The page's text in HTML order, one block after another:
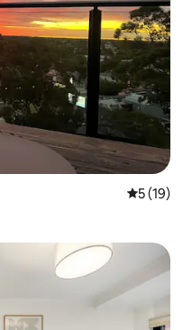
คะแนนเฉลี่
5 (19)